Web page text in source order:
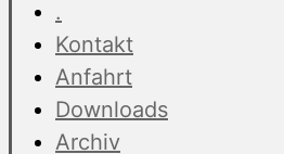
.
Kontakt
Anfahrt
Downloads
Archiv